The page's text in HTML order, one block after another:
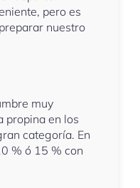
pero es
nuestro
muy
propina en los
categoría. En
% ó 15 % con